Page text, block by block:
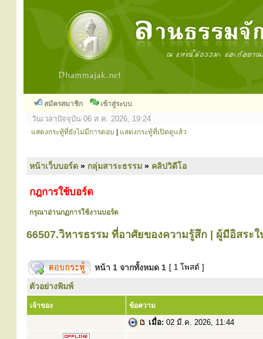
สมัครสมาชิก เข้าสู่ระบบ
วันเวลาปัจจุบัน 06 ส.ค. 2026, 19:24
แสดงกระทู้ที่ยังไม่มีการตอบ แสดงกระทู้ที่เปิดดูแล้ว
หน้าเว็บบอร์ด » กลุ่มสาระธรรม » คลิปวิดีโอ
กฎการใช้บอร์ด
กรุณาอ่านกฏการใช้งานบอร์ด
66507.วิหารธรรม ที่อาศัยของความรู้สึก | ผู้มีอิสระ
หน้า 1 จากทั้งหมด 1 [ 1 โพสต์ ]
ตัวอย่างพิมพ์
เจ้าของ ข้อความ
เมื่อ: 02 มี.ค. 2026, 11:44